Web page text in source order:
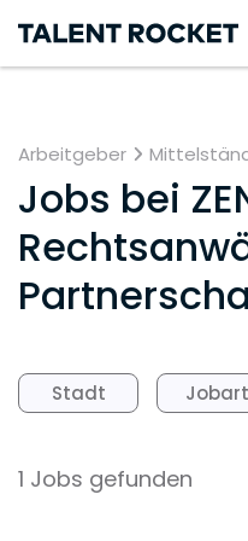
Arbeitgeber
Jobs bei
Stadt Jobart
1 Jobs gefunden